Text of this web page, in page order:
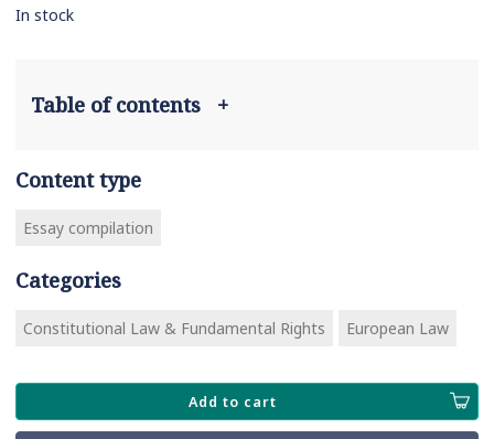
In stock
Table of contents +
Content type
Essay compilation
Categories
Constitutional Law & Fundamental Rights European Law
Add to cart